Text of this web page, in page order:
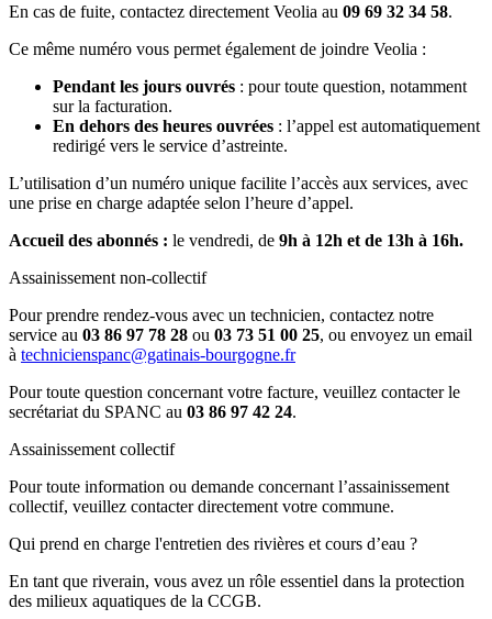
En cas de fuite, contactez directement Veolia au 09 69 32 34 58.
Ce même numéro vous permet également de joindre Veolia :
Pendant les jours ouvrés : pour toute question, notamment
sur la facturation.
En dehors des heures ouvrées : l’appel est automatiquement
redirigé vers le service d’astreinte.
L’utilisation d’un numéro unique facilite l’accès aux services, avec
une prise en charge adaptée selon l’heure d’appel.
Accueil des abonnés : le vendredi, de 9h à 12h et de 13h à 16h.
Assainissement non-collectif
Pour prendre rendez-vous avec un technicien, contactez notre
service au 03 86 97 78 28 ou 03 73 51 00 25, ou envoyez un email
à technicienspanc@gatinais-bourgogne.fr
Pour toute question concernant votre facture, veuillez contacter le
secrétariat du SPANC au 03 86 97 42 24.
Assainissement collectif
Pour toute information ou demande concernant l’assainissement
collectif, veuillez contacter directement votre commune.
Qui prend en charge l'entretien des rivières et cours d’eau ?
En tant que riverain, vous avez un rôle essentiel dans la protection
des milieux aquatiques de la CCGB.